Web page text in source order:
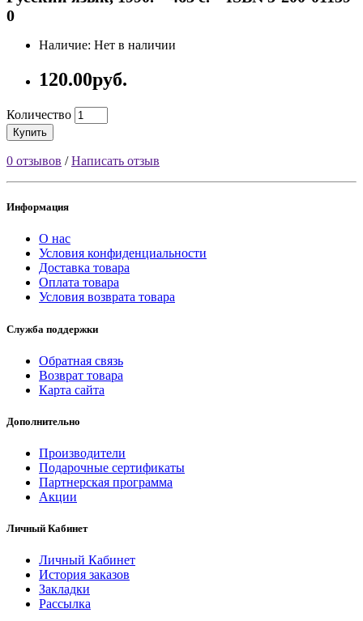
0
Наличие: Нет в наличии
120.00руб.
Количество
Купить
0 отзывов /Написать отзыв
Информация
О нас
Условия конфиденциальности
Доставка товара
Оплата товара
Условия возврата товара
Служба поддержки
Обратная связь
Возврат товара
Карта сайта
Дополнительно
Производители
Подарочные сертификаты
Партнерская программа
Акции
Личный Кабинет
Личный Кабинет
История заказов
Закладки
Рассылка